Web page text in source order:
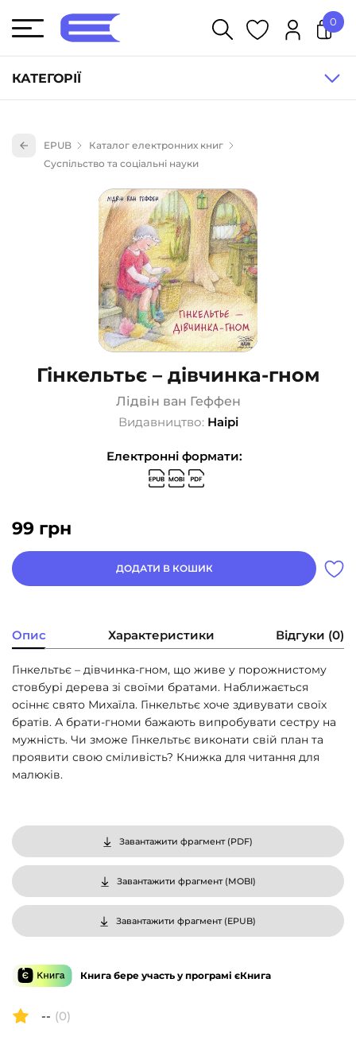
КАТЕГОРІЇ
Книги для дітей (836)
Науково-популярна література (1015)
Навчальна література та посібники (527)
Енциклопедії, довідники, словники (55)
Подарункові сертифікати (1)
0
EPUB
Каталог електронних книг
Суспільство та соціальні науки
Гінкельтьє – дівчинка-гном
Лідвін ван Геффен
Видавництво: Наірі
Електронні формати:
99 грн
ДОДАТИ В КОШИК
Опис Характеристики Відгуки (0)
Гінкельтьє – дівчинка-гном, що живе у порожнистому
стовбурі дерева зі своїми братами. Наближається
осіннє свято Михаїла. Гінкельтьє хоче здивувати своїх
братів. А брати-гноми бажають випробувати сестру на
мужність. Чи зможе Гінкельтьє виконати свій план та
проявити свою сміливість? Книжка для читання для
малюків.
Завантажити фрагмент (PDF)
Завантажити фрагмент (MOBI)
Завантажити фрагмент (EPUB)
Книга бере участь у програмі єКнига
-- (0)